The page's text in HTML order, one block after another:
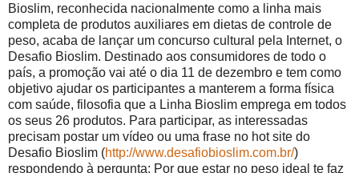
Bioslim, reconhecida nacionalmente como a linha mais
completa de produtos auxiliares em dietas de controle de
peso, acaba de lançar um concurso cultural pela Internet, o
Desafio Bioslim. Destinado aos consumidores de todo o
país, a promoção vai até o dia 11 de dezembro e tem como
objetivo ajudar os participantes a manterem a forma física
com saúde, filosofia que a Linha Bioslim emprega em todos
os seus 26 produtos. Para participar, as interessadas
precisam postar um vídeo ou uma frase no hot site do
Desafio Bioslim (http://www.desafiobioslim.com.br/)
respondendo à pergunta: Por que estar no peso ideal te faz